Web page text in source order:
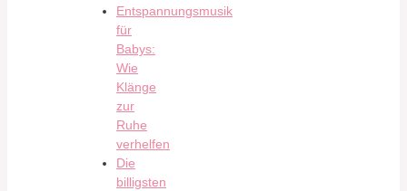
Entspannungsmusik
für
Babys:
Wie
Klänge
zur
Ruhe
verhelfen
Die
billigsten